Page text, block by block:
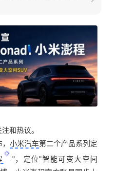
和热议。
小米汽车第二个产品系列定
"，定位"智能可变大空间